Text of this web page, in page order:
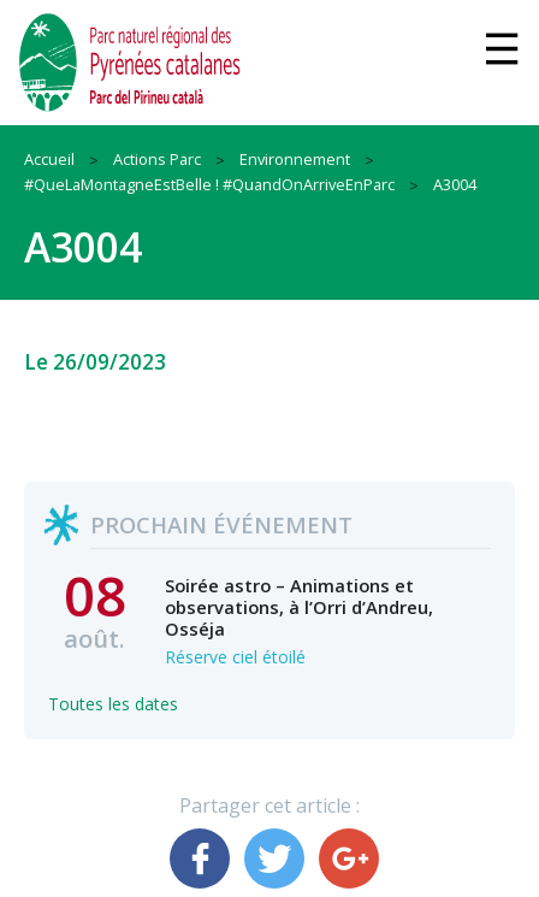
Accueil Actions Parc
Environnement
#QueLaMontagneEstBelle ! #QuandOnArriveEnParc
A3004
A3004
Le 26/09/2023
PROCHAIN ÉVÉNEMENT
08
août.
Soirée astro – Animations et
observations, à l’Orri d’Andreu,
Osséja
Réserve ciel étoilé
Toutes les dates
Partager cet article :